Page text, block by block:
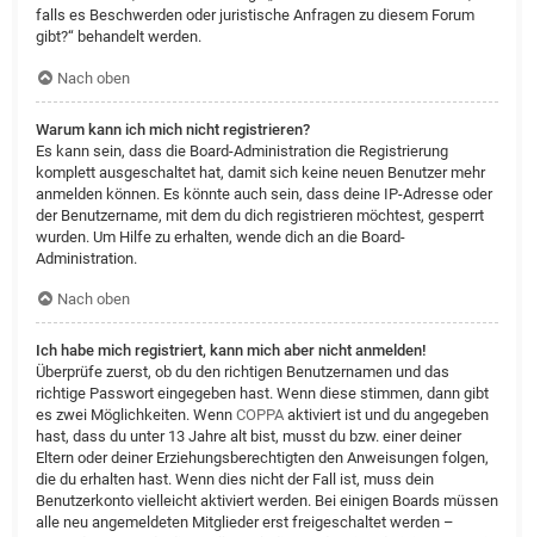
falls es Beschwerden oder juristische Anfragen zu diesem Forum
gibt?“ behandelt werden.
Nach oben
Warum kann ich mich nicht registrieren?
Es kann sein, dass die Board-Administration die Registrierung
komplett ausgeschaltet hat, damit sich keine neuen Benutzer mehr
anmelden können. Es könnte auch sein, dass deine IP-Adresse oder
der Benutzername, mit dem du dich registrieren möchtest, gesperrt
wurden. Um Hilfe zu erhalten, wende dich an die Board-
Administration.
Nach oben
Ich habe mich registriert, kann mich aber nicht anmelden!
Überprüfe zuerst, ob du den richtigen Benutzernamen und das
richtige Passwort eingegeben hast. Wenn diese stimmen, dann gibt
es zwei Möglichkeiten. Wenn COPPA aktiviert ist und du angegeben
hast, dass du unter 13 Jahre alt bist, musst du bzw. einer deiner
Eltern oder deiner Erziehungsberechtigten den Anweisungen folgen,
die du erhalten hast. Wenn dies nicht der Fall ist, muss dein
Benutzerkonto vielleicht aktiviert werden. Bei einigen Boards müssen
alle neu angemeldeten Mitglieder erst freigeschaltet werden –